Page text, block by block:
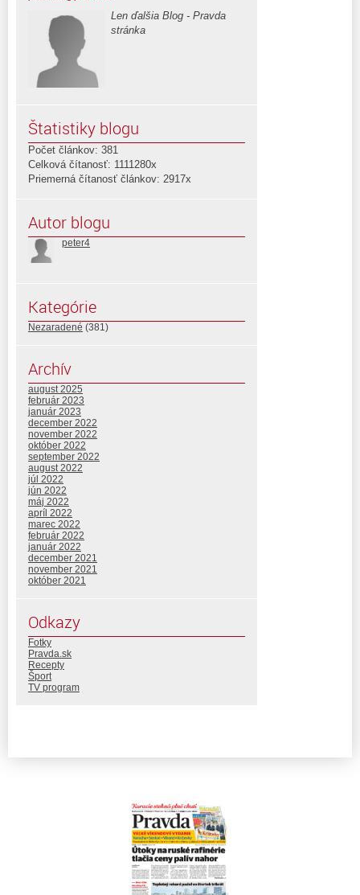
Len ďalšia Blog - Pravda
stránka
Štatistiky blogu
Počet článkov: 381
Celková čítanosť: 1111280x
Priemerná čítanosť článkov: 2917x
Autor blogu
peter4
Kategórie
Nezaradené (381)
Archív
august 2025
február 2023
január 2023
december 2022
november 2022
október 2022
september 2022
august 2022
júl 2022
jún 2022
máj 2022
apríl 2022
marec 2022
február 2022
január 2022
december 2021
november 2021
október 2021
Odkazy
Fotky
Pravda.sk
Recepty
Šport
TV program